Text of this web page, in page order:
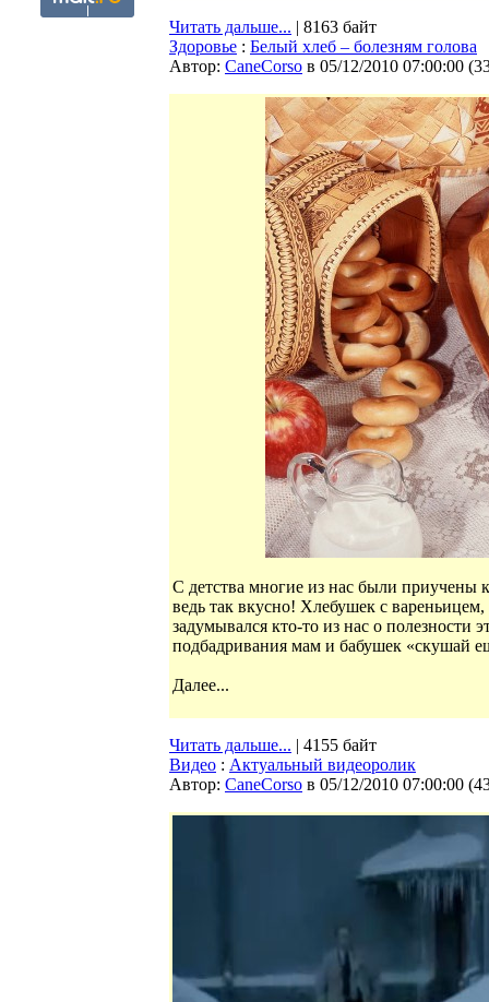
Читать дальше... | 8163 байт
Здоровье : Белый хлеб – болезням голова
Автор: CaneCorso в 05/12/2010 07:00:00 (
С детства многие из нас были приучены
ведь так вкусно! Хлебушек с
задумывался кто-то из нас о полезности
подбадривания мам и бабушек «скушай
Далее...
Читать дальше... | 4155 байт
Видео : Актуальный видеоролик
Автор: CaneCorso в 05/12/2010 07:00:00 (